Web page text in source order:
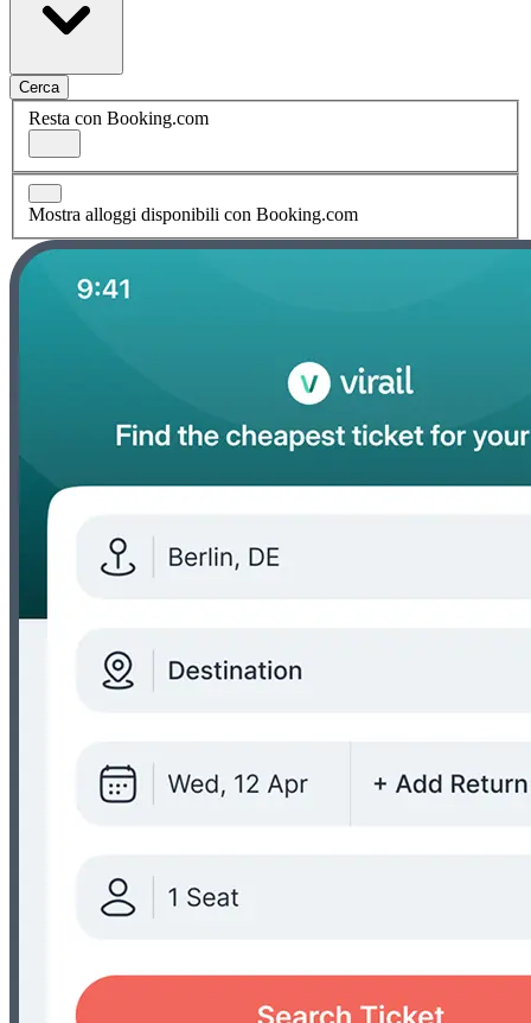
Cerca
Resta con Booking.com
Mostra alloggi disponibili con Booking.com